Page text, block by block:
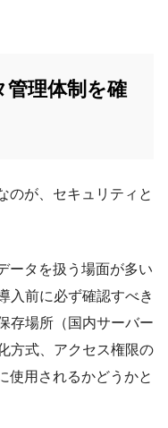
理体制を確
のが、セキュリティと
ータを扱う場面が多い
入前に必ず確認すべき
存場所（国内サーバー
方式、アクセス権限の
使用されるかどうかと